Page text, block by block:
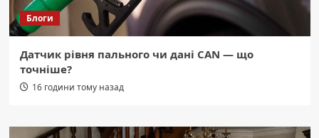
Блоги
Датчик рівня пального чи дані CAN — що
точніше?
16 години тому назад